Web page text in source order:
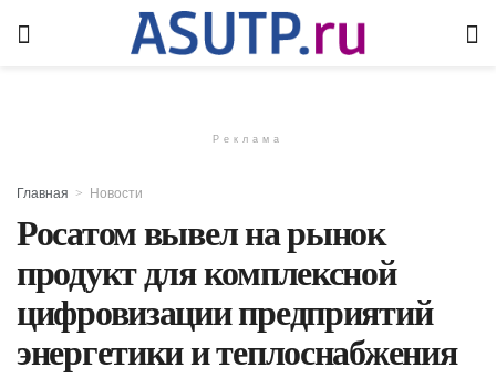
Реклама
Главная Новости
Росатом вывел на рынок
продукт для комплексной
цифровизации предприятий
энергетики и теплоснабжения